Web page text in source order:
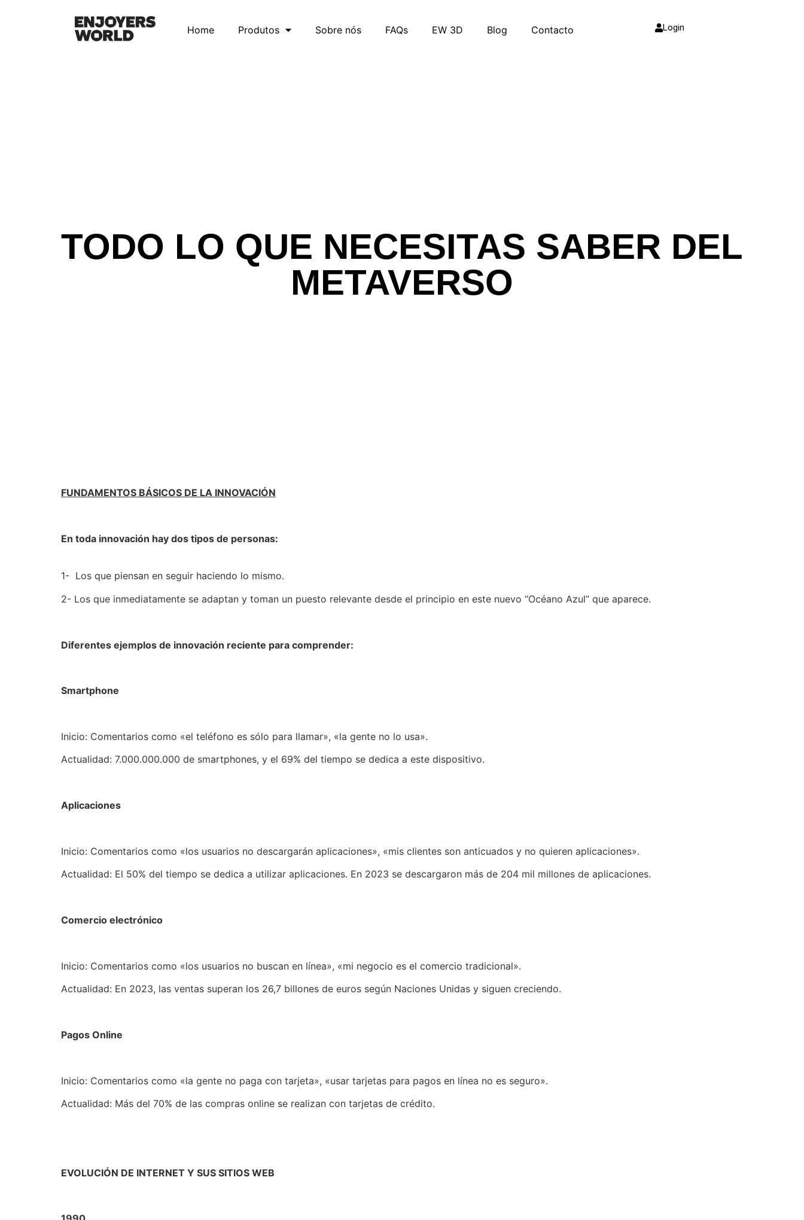
Home Produtos Sobre nós FAQs EW 3D Blog Contacto Login
TODO LO QUE NECESITAS SABER DEL
METAVERSO
FUNDAMENTOS BÁSICOS DE LA INNOVACIÓN
En toda innovación hay dos tipos de personas:
1- Los que piensan en seguir haciendo lo mismo.
2- Los que inmediatamente se adaptan y toman un puesto relevante desde el principio en este nuevo “Océano Azul” que aparece.
Diferentes ejemplos de innovación reciente para comprender:
Smartphone
Inicio: Comentarios como «el teléfono es sólo para llamar», «la gente no lo usa».
Actualidad: 7.000.000.000 de smartphones, y el 69% del tiempo se dedica a este dispositivo.
Aplicaciones
Inicio: Comentarios como «los usuarios no descargarán aplicaciones», «mis clientes son anticuados y no quieren aplicaciones».
Actualidad: El 50% del tiempo se dedica a utilizar aplicaciones. En 2023 se descargaron más de 204 mil millones de aplicaciones.
Comercio electrónico
Inicio: Comentarios como «los usuarios no buscan en línea», «mi negocio es el comercio tradicional».
Actualidad: En 2023, las ventas superan los 26,7 billones de euros según Naciones Unidas y siguen creciendo.
Pagos Online
Inicio: Comentarios como «la gente no paga con tarjeta», «usar tarjetas para pagos en línea no es seguro».
Actualidad: Más del 70% de las compras online se realizan con tarjetas de crédito.
EVOLUCIÓN DE INTERNET Y SUS SITIOS WEB